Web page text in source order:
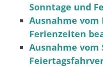
Sonntage und
Ausnahme vom
Ferienzeiten
Ausnahme vom